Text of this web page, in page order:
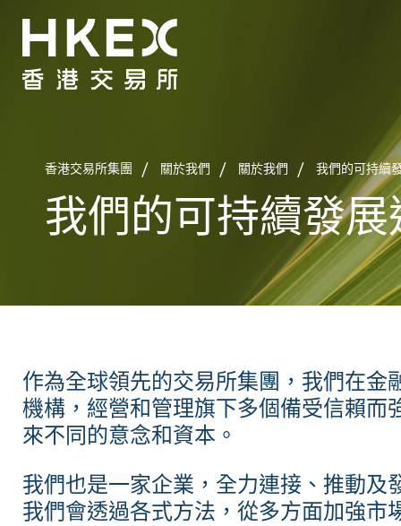
香港交易所集團 關於我們 關於我們 我們的可持續
我們的可持續發展
作為全球領先的交易所集團，我們在
機構，經營和管理旗下多個備受信賴而
來不同的意念和資本。
我們也是一家企業，全力連接、推動
我們會透過各式方法，從多方面加強